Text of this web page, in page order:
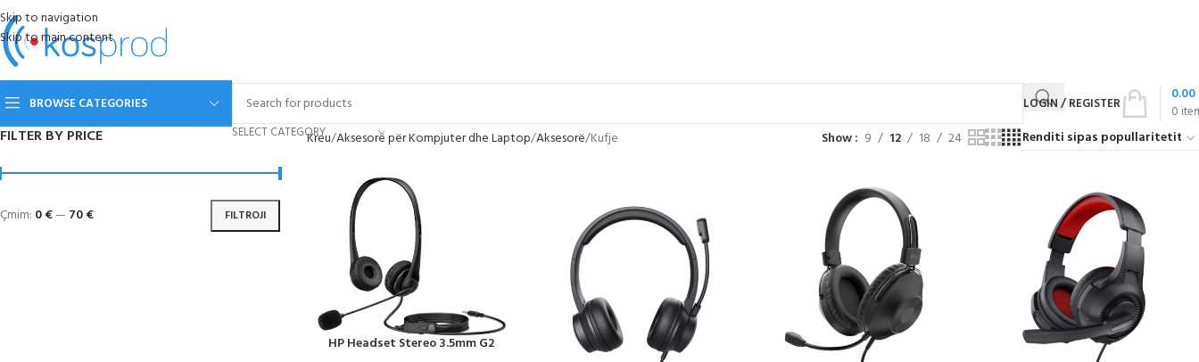
Skip to navigation
Skip to main content
BROWSE CATEGORIES
SELECT CATEGORY
LOGIN / REGISTER 0
0.00
FILTER BY PRICE
FILTROJI
Çmim: 0 €— 70 €
Kreu Aksesorë për Kompjuter dhe Laptop Aksesorë Kufje Show 9 12 18 24
HP Headset Stereo 3.5mm G2